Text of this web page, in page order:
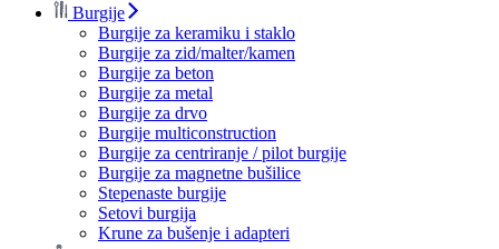
Burgije
Burgije za keramiku i staklo
Burgije za zid/malter/kamen
Burgije za beton
Burgije za metal
Burgije za drvo
Burgije multiconstruction
Burgije za centriranje / pilot burgije
Burgije za magnetne bušilice
Stepenaste burgije
Setovi burgija
Krune za bušenje i adapteri